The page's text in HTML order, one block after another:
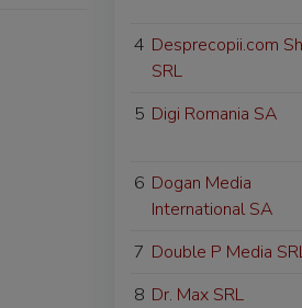
4 Desprecopii.com
SRL
5 Digi Romania SA
6 Dogan Media
International SA
7 Double P Media
8 Dr. Max SRL